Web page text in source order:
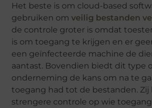
Het beste is om cloud-based
gebruiken omveilig bestanden
de controle groter is omdat
is om toegang te krijgen en er
een geïnfecteerde machine de
aantast. Bovendien biedt dit type
onderneming de kans om na te
toegang had tot de bestanden. Zij
strengere controle op wie